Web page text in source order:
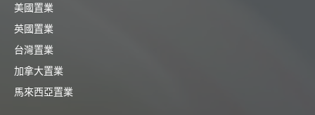
美國置業
英國置業
台灣置業
加拿大置業
馬來西亞置業